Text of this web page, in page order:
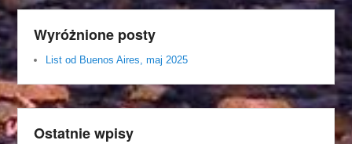
Wyróżnione posty
List od Buenos Aires, maj 2025
Ostatnie wpisy